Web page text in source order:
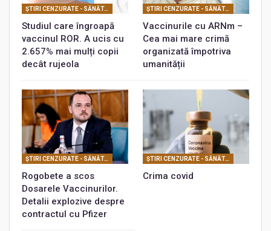
ŞTIRI CENZURATE - SĂNĂTATE
Studiul care îngroapă
vaccinul ROR. A ucis cu
2.657% mai mulți copii
decât rujeola
ŞTIRI CENZURATE - SĂNĂTATE
Vaccinurile cu ARNm –
Cea mai mare crimă
organizată împotriva
umanității
ŞTIRI CENZURATE - SĂNĂTATE
Rogobete a scos
Dosarele Vaccinurilor.
Detalii explozive despre
contractul cu Pfizer
ŞTIRI CENZURATE - SĂNĂTATE
Crima covid